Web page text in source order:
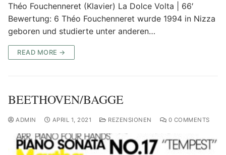
Théo Fouchenneret (Klavier) La Dolce Volta | 66′
Bewertung: 6 Théo Fouchenneret wurde 1994 in Nizza
geboren und studierte unter anderen…
READ MORE →
BEETHOVEN/BAGGE
ADMIN APRIL 1, 2021 REZENSIONEN 0 COMMENTS